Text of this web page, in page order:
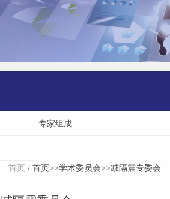
专家组成
首页 / 首页>>学术委员会>>减隔震专委会